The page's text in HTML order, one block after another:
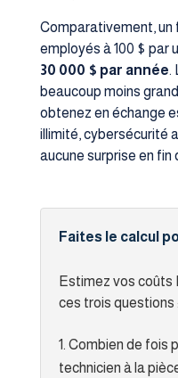
Comparativement, un
employés à 100 $ par
30 000 $ par année.
beaucoup moins
obtenez en échange
illimité, cybersécurité
aucune surprise en fin
Faites le calcul
Estimez vos coûts
ces trois questions :
Combien de fois
technicien à la